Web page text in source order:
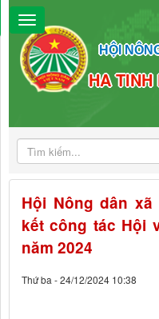
HỘI
HA TINH
Hội Nông dân
kết công tác Hội
năm 2024
Thứ ba - 24/12/2024 10:38